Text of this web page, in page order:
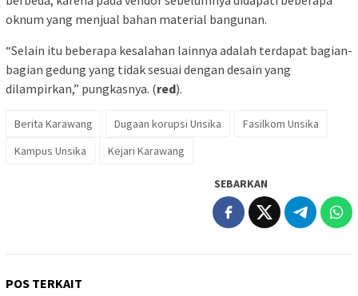
oknum yang menjual bahan material bangunan.
“Selain itu beberapa kesalahan lainnya adalah terdapat bagian-
bagian gedung yang tidak sesuai dengan desain yang
dilampirkan,” pungkasnya. (red).
Berita Karawang Dugaan korupsi Unsika
Fasilkom Unsika
Kampus Unsika
Kejari Karawang
SEBARKAN
POS TERKAIT